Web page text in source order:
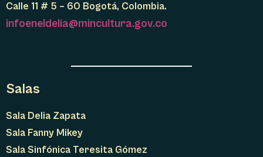
Calle 11 # 5 – 60 Bogotá, Colombia.
infoeneldelia@mincultura.gov.co
Salas
Sala Delia Zapata
Sala Fanny Mikey
Sala Sinfónica Teresita Gómez